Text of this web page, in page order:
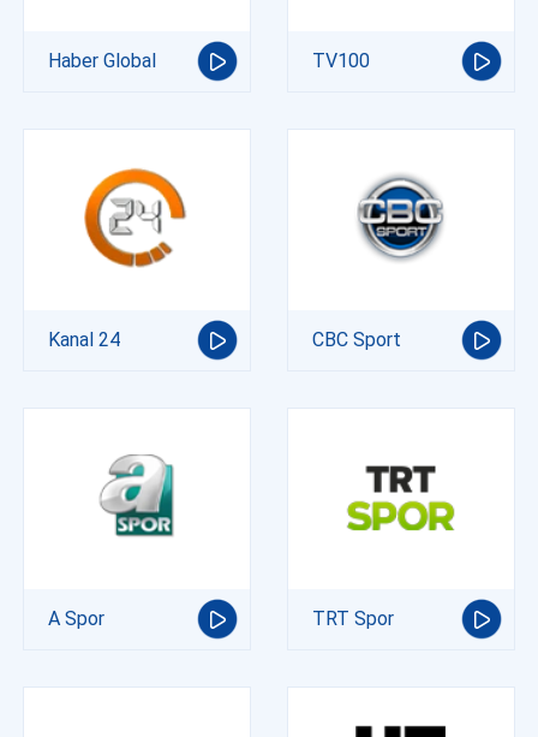
Haber Global TV100
Kanal 24 CBC Sport
A Spor TRT Spor